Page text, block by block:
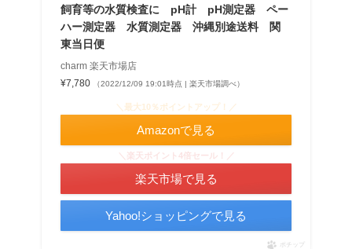
飼育等の水質検査に pH計 pH測定器 ペー
ハー測定器 水質測定器 沖縄別途送料 関
東当日便
charm 楽天市場店
¥7,780
（2022/12/09 19:01時点 | 楽天市場調べ）
＼最大10％ポイントアップ！／
Amazonで見る
＼楽天ポイント4倍セール！／
楽天市場で見る
Yahoo!ショッピングで見る
ポチップ